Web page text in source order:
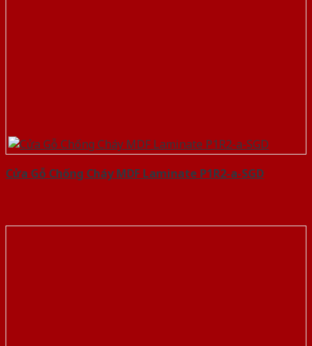
Cửa Gỗ Chống Cháy MDF Laminate P1R2-a-SGD